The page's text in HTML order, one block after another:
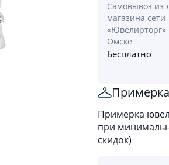
Самовывоз из
магазина сети
«Ювелирторг»
Омске
Бесплатно
Примерка
Примерка
при
скидок)